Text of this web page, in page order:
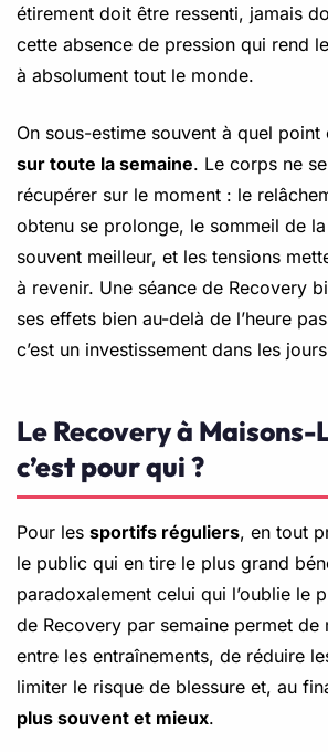
étirement doit être ressenti, jamais
cette absence de pression qui rend
à absolument tout le monde.
On sous-estime souvent à quel point
sur toute la semaine. Le corps ne
récupérer sur le moment : le
obtenu se prolonge, le sommeil de
souvent meilleur, et les tensions
à revenir. Une séance de Recovery
ses effets bien au-delà de l’heure
c’est un investissement dans les
Le Recovery à
c’est pour qui ?
Pour les sportifs réguliers, en tout
le public qui en tire le plus grand
paradoxalement celui qui l’oublie le
de Recovery par semaine permet de
entre les entraînements, de réduire
limiter le risque de blessure et, au
plus souvent et mieux.